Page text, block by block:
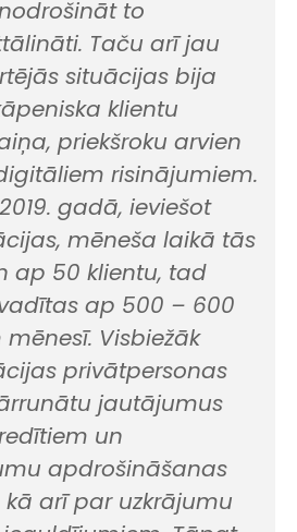
to
Taču arī jau
situācijas bija
klientu
priekšroku arvien
risinājumiem.
gadā, ieviešot
mēneša laikā tās
ap 50 klientu, tad
ap 500 – 600
Visbiežāk
privātpersonas
jautājumus
un
apdrošināšanas
arī par uzkrājumu